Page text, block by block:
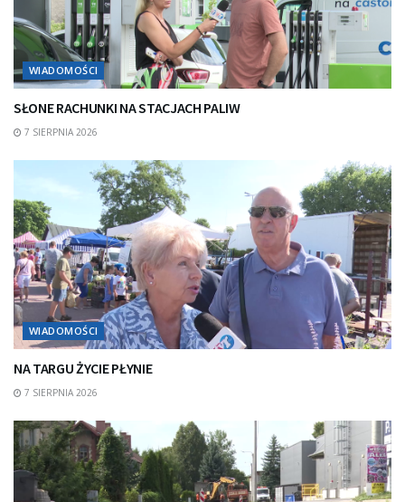
WIADOMOŚCI
SŁONE RACHUNKI NA STACJACH PALIW
7 SIERPNIA 2026
WIADOMOŚCI
NA TARGU ŻYCIE PŁYNIE
7 SIERPNIA 2026